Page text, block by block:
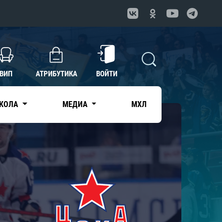
ВИП АТРИБУТИКА ВОЙТИ
МЕДИА МХЛ